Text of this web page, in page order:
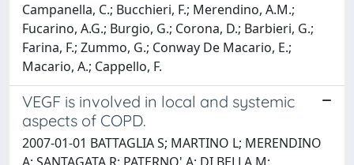
Campanella, C.; Bucchieri, F.; Merendino, A.M.;
Fucarino, A.G.; Burgio, G.; Corona, D.; Barbieri, G.;
Farina, F.; Zummo, G.; Conway De Macario, E.;
Macario, A.; Cappello, F.
VEGF is involved in local and systemic
aspects of COPD.
2007-01-01 BATTAGLIA S; MARTINO L; MERENDINO